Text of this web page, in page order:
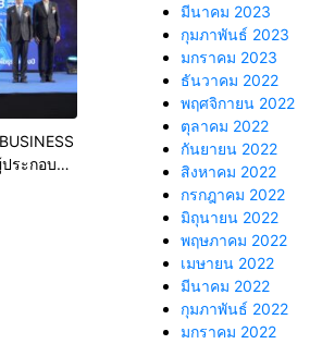
ระกอบ
มีนาคม 2023
กุมภาพันธ์ 2023
มกราคม 2023
ธันวาคม 2022
พฤศจิกายน 2022
ตุลาคม 2022
กันยายน 2022
สิงหาคม 2022
กรกฎาคม 2022
มิถุนายน 2022
พฤษภาคม 2022
เมษายน 2022
มีนาคม 2022
กุมภาพันธ์ 2022
มกราคม 2022